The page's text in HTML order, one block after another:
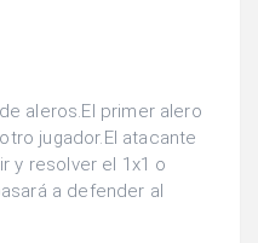
aleros.El primer alero
jugador.El atacante
y resolver el 1x1 o
a defender al